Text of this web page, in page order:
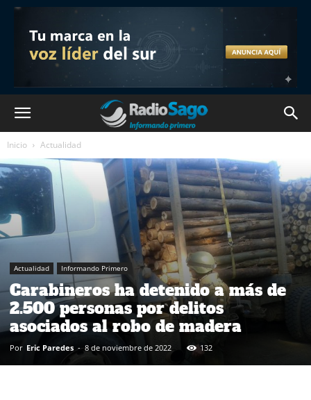
Inicio Actualidad
Actualidad Informando Primero
Carabineros ha detenido a más de
2.500 personas por delitos
asociados al robo de madera
Por Eric Paredes - 8 de noviembre de 2022 132